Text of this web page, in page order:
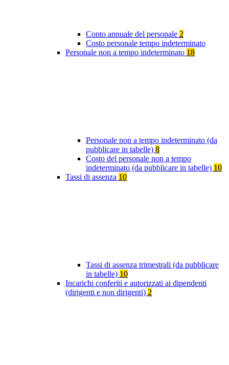
Conto annuale del personale 2
Costo personale tempo indeterminato
Personale non a tempo indeterminato 18
Personale non a tempo indeterminato (da
pubblicare in tabelle) 8
Costo del personale non a tempo
indeterminato (da pubblicare in tabelle) 10
Tassi di assenza 10
Tassi di assenza trimestrali (da pubblicare
in tabelle) 10
Incarichi conferiti e autorizzati ai dipendenti
(dirigenti e non dirigenti) 2